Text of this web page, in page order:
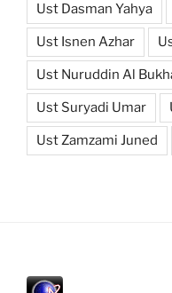
Ust Dasman Yahya
Ust Isnen Azhar
Ust Nuruddin Al
Ust Suryadi Umar
Ust Zamzami Juned